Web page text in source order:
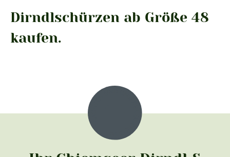
Dirndlschürzen ab Größe 48
kaufen.